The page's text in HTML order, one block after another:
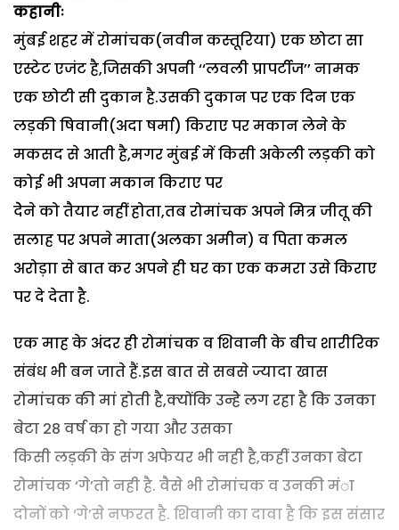
कहानीः
मुंबई शहर में रोमांचक(नवीन कस्तूरिया) एक छोटा सा
एस्टेट एजंट है,जिसकी अपनी ‘‘लवली प्रापर्टीज’’ नामक
एक छोटी सी दुकान है.उसकी दुकान पर एक दिन एक
लड़की षिवानी(अदा षर्मा) किराए पर मकान लेने के
मकसद से आती है,मगर मुंबई में किसी अकेली लड़की को
कोई भी अपना मकान किराए पर
देेने को तैयार नहीं होता,तब रोमांचक अपने मित्र जीतू की
सलाह पर अपने माता(अलका अमीन) व पिता कमल
अरोड़ाा से बात कर अपने ही घर का एक कमरा उसे किराए
पर दे देता है.
एक माह के अंदर ही रोमांचक व शिवानी के बीच शारीरिक
संबंध भी बन जाते हैं.इस बात से सबसे ज्यादा खास
रोमांचक की मां होती है,क्योंकि उन्हेे लग रहा है कि उनका
बेटा 28 वर्ष का हो गया और उसका
किसी लड़की के संग अफेयर भी नही है,कहीं उनका बेटा
रोमांचक ‘गे’तो नही है. वैसे भी रोमांचक व उनकी मंा
दोनों को ‘गे’से नफरत है. शिवानी का दावा है कि इस संसार